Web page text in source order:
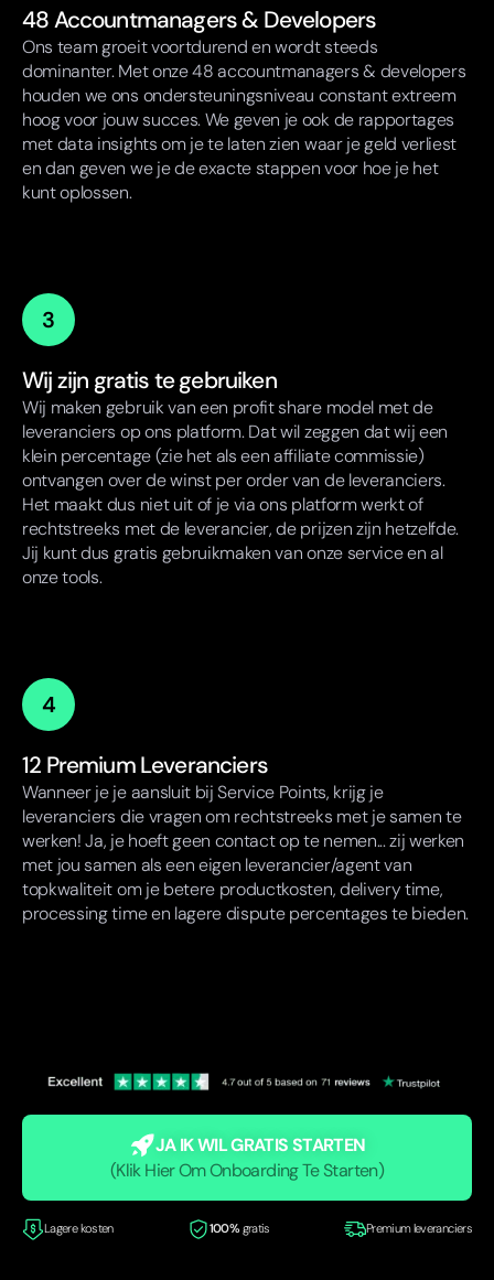
48 Accountmanagers & Developers
Ons team groeit voortdurend en wordt steeds
dominanter. Met onze 48 accountmanagers & developers
houden we ons ondersteuningsniveau constant extreem
hoog voor jouw succes. We geven je ook de rapportages
met data insights om je te laten zien waar je geld verliest
en dan geven we je de exacte stappen voor hoe je het
kunt oplossen.
3
Wij zijn gratis te gebruiken
Wij maken gebruik van een profit share model met de
leveranciers op ons platform. Dat wil zeggen dat wij een
klein percentage (zie het als een affiliate commissie)
ontvangen over de winst per order van de leveranciers.
Het maakt dus niet uit of je via ons platform werkt of
rechtstreeks met de leverancier, de prijzen zijn hetzelfde.
Jij kunt dus gratis gebruikmaken van onze service en al
onze tools.
4
12 Premium Leveranciers
Wanneer je je aansluit bij Service Points, krijg je
leveranciers die vragen om rechtstreeks met je samen te
werken! Ja, je hoeft geen contact op te nemen... zij werken
met jou samen als een eigen leverancier/agent van
topkwaliteit om je betere productkosten, delivery time,
processing time en lagere dispute percentages te bieden.
JA IK WIL GRATIS STARTEN
(Klik Hier Om Onboarding Te Starten)
Lagere kosten 100%gratis Premium leveranciers